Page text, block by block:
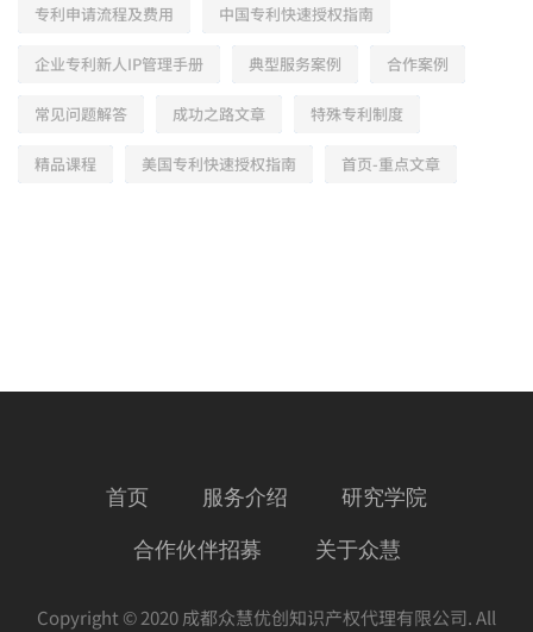
专利申请流程及费用 中国专利快速授权指南
企业专利新人IP管理手册 典型服务案例 合作案例
常见问题解答 成功之路文章 特殊专利制度
精品课程 美国专利快速授权指南 首页-重点文章
首页 服务介绍 研究学院
合作伙伴招募 关于众慧
Copyright © 2020 成都众慧优创知识产权代理有限公司. All